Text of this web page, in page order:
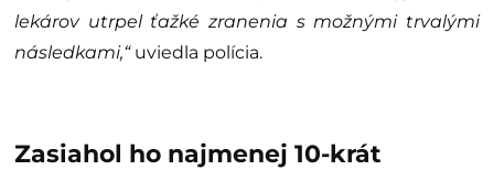
lekárov utrpel ťažké zranenia s možnými trvalými
následkami,“uviedla polícia.
Zasiahol ho najmenej 10-krát